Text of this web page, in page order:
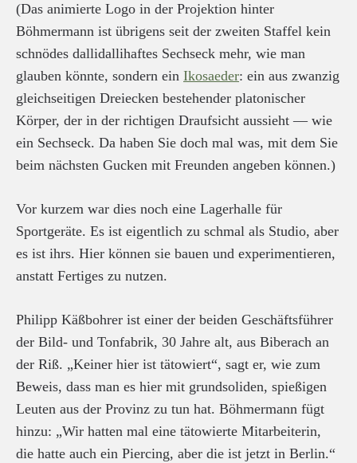
(Das animierte Logo in der Projektion hinter
Böhmermann ist übrigens seit der zweiten Staffel kein
schnödes dallidallihaftes Sechseck mehr, wie man
glauben könnte, sondern ein Ikosaeder: ein aus zwanzig
gleichseitigen Dreiecken bestehender platonischer
Körper, der in der richtigen Draufsicht aussieht — wie
ein Sechseck. Da haben Sie doch mal was, mit dem Sie
beim nächsten Gucken mit Freunden angeben können.)
Vor kurzem war dies noch eine Lagerhalle für
Sportgeräte. Es ist eigentlich zu schmal als Studio, aber
es ist ihrs. Hier können sie bauen und experimentieren,
anstatt Fertiges zu nutzen.
Philipp Käßbohrer ist einer der beiden Geschäftsführer
der Bild- und Tonfabrik, 30 Jahre alt, aus Biberach an
der Riß. „Keiner hier ist tätowiert“, sagt er, wie zum
Beweis, dass man es hier mit grundsoliden, spießigen
Leuten aus der Provinz zu tun hat. Böhmermann fügt
hinzu: „Wir hatten mal eine tätowierte Mitarbeiterin,
die hatte auch ein Piercing, aber die ist jetzt in Berlin.“